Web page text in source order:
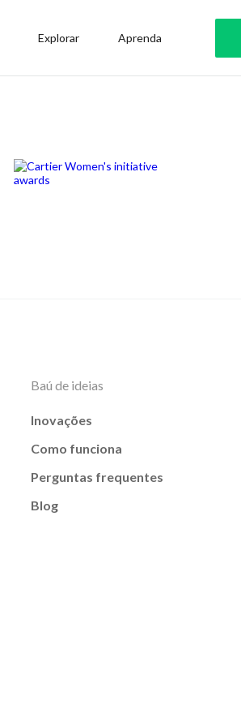
Explorar Aprenda
Baú de ideias
Inovações
Como funciona
Perguntas frequentes
Blog